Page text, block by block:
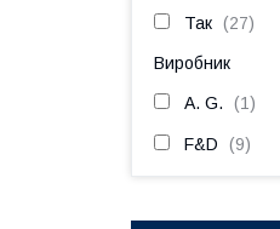
Так 27
Виробник
A. G. 1
F&D 9